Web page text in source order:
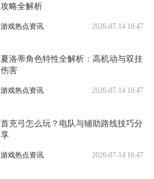
攻略全解析
游戏热点资讯 2026-07-14 16:47
夏洛蒂角色特性全解析：高机动与双挂
伤害
游戏热点资讯 2026-07-14 16:47
首充弓怎么玩？电队与辅助路线技巧分
享
游戏热点资讯 2026-07-14 16:47